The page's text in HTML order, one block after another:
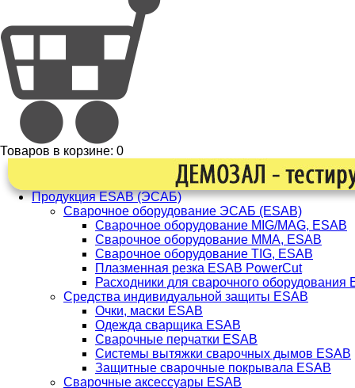
Товаров в корзине: 0
Продукция ESAB (ЭСАБ)
Сварочное оборудование ЭСАБ (ESAB)
Сварочное оборудование MIG/MAG, ESAB
Сварочное оборудование ММА, ESAB
Сварочное оборудование TIG, ESAB
Плазменная резка ESAB PowerCut
Расходники для сварочного оборудования
Средства индивидуальной защиты ESAB
Очки, маски ESAB
Одежда сварщика ESAB
Сварочные перчатки ESAB
Системы вытяжки сварочных дымов ESAB
Защитные сварочные покрывала ESAB
Сварочные аксессуары ESAB